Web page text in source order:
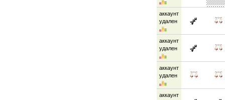
аккаунт
удален
аккаунт
удален
аккаунт
удален
аккаунт